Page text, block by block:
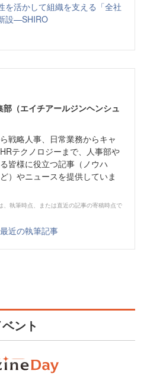
を活かして組織を支える「全社
設—SHIRO
（エイチアールジンヘンシュ
戦略人事、日常業務からキャ
テクノロジーまで、人事部や
皆様に役立つ記事（ノウハ
）やニュースを提供していま
、執筆時点、または直近の記事の寄稿時点で
近の執筆記事
ント